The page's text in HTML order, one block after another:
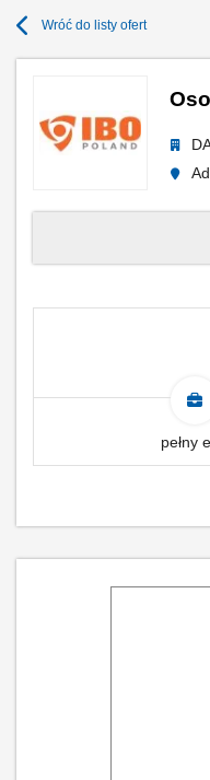
Wróć do listy ofert
pełny